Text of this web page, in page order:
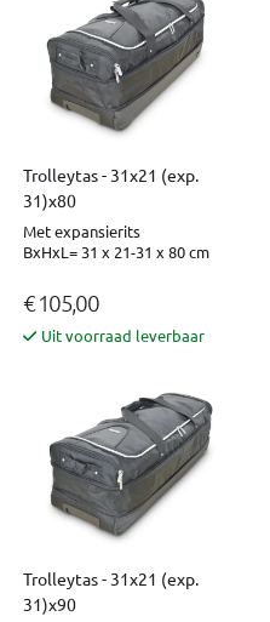
Trolleytas - 31x21 (exp.
31)x80
Met expansierits
BxHxL= 31 x 21-31 x 80 cm
€ 105,00
Uit voorraad leverbaar
Trolleytas - 31x21 (exp.
31)x90